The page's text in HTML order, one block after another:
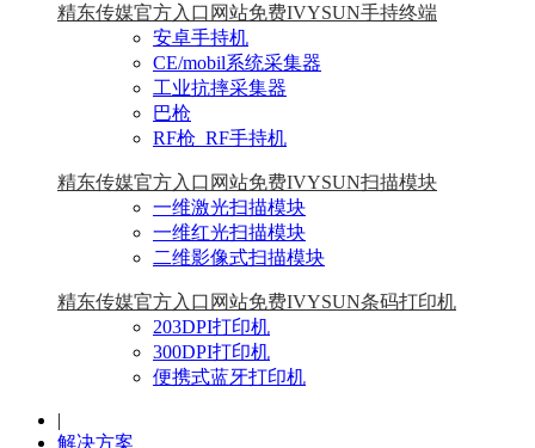
精东传媒官方入口网站免费IVYSUN手持终端
安卓手持机
CE/mobil系统采集器
工业抗摔采集器
巴枪
RF枪_RF手持机
精东传媒官方入口网站免费IVYSUN扫描模块
一维激光扫描模块
一维红光扫描模块
二维影像式扫描模块
精东传媒官方入口网站免费IVYSUN条码打印机
203DPI打印机
300DPI打印机
便携式蓝牙打印机
|
解决方案